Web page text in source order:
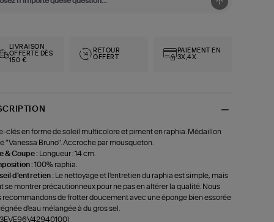
LIVRAISON
OFFERTE DÈS
150 €
RETOUR
OFFERT
PAIEMENT EN
3X,4X
clés en forme de soleil multicolore et piment en raphia. Médaillon
"Vanessa Bruno". Accroche par mousqueton.
& Coupe :
Longueur : 14 cm.
:100% raphia.
d'entretien :
Le nettoyage et l'entretien du raphia est simple, mais
se montrer précautionneux pour ne pas en altérer la qualité. Nous
recommandons de frotter doucement avec une éponge bien essorée
d'eau mélangée à du gros sel.